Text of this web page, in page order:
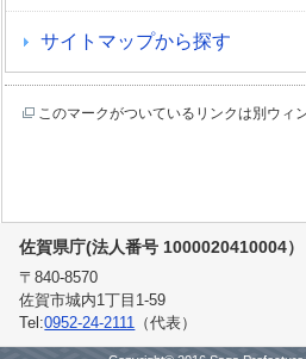
サイトマップから探す
このマークがついているリンクは別ウィ
佐賀県庁(法人番号 1000020410004）
〒840-8570
佐賀市城内1丁目1-59
Tel:0952-24-2111 （代表）